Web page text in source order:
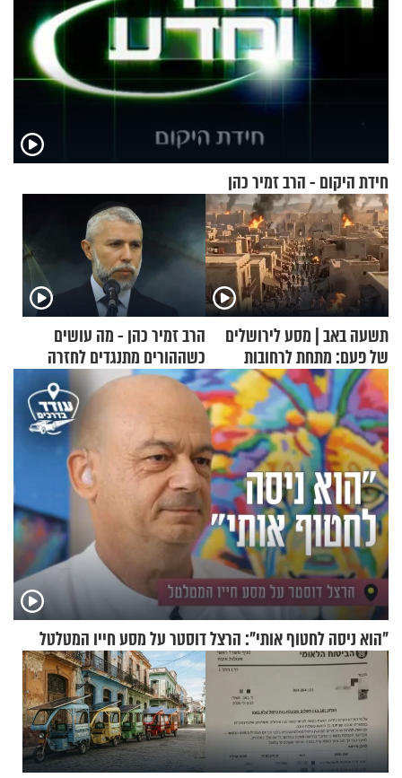
חידת היקום - הרב זמיר כהן
תשעה באב | מסע לירושלים
של פעם: מתחת לרחובות
ירושלים
הרב זמיר כהן - מה עושים
כשההורים מתנגדים לחזרה
בתשובה?
"הוא ניסה לחטוף אותי": הרצל דוסטר על מסע חייו המטלטל